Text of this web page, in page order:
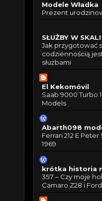
Modele Władka
Prezent
SŁUŻBY W SKALI
Jak przygotować
codziennością
służbami
El Kekomóvil
Saab 9000 Turbo
Models
Abarth098
Ferrari 212 E
1969
krótka historia
357 – Czy moje
Camaro Z28 i Ford